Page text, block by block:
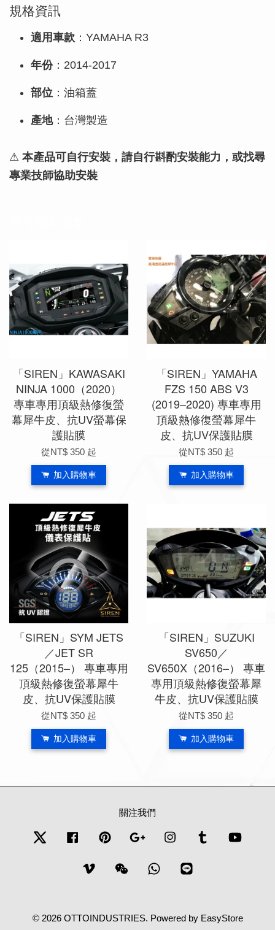
規格資訊
適用車款 ：YAMAHA R3
年份：2014-2017
部位 ：油箱蓋
產地：台灣製造
⚠ 本產品可自行安裝，請自行斟酌安裝能力，或找尋
專業技師協助安裝
「SIREN」KAWASAKI
NINJA 1000（2020）
專車專用頂級熱修復螢
幕犀牛皮、抗UV螢幕保
護貼膜
從NT$ 350 起
加入購物車
「SIREN」YAMAHA
FZS 150 ABS V3
(2019–2020) 專車專用
頂級熱修復螢幕犀牛
皮、抗UV保護貼膜
從NT$ 350 起
加入購物車
「SIREN」SYM JETS
／JET SR
125（2015–） 專車專用
頂級熱修復螢幕犀牛
皮、抗UV保護貼膜
從NT$ 350 起
加入購物車
「SIREN」SUZUKI
SV650／
SV650X（2016–） 專車
專用頂級熱修復螢幕犀
牛皮、抗UV保護貼膜
從NT$ 350 起
加入購物車
關注我們
Twitter Facebook Pinterest Google Instagram Tumblr
Vimeo Wechat Whatsapp
© 2026 OTTOINDUSTRIES. Powered by EasyStore